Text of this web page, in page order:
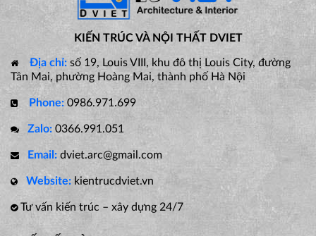
KIẾN TRÚC VÀ NỘI THẤT DVIET
Địa chỉ: số 19, Louis VIII, khu đô thị Louis City, đường
Tân Mai, phường Hoàng Mai, thành phố Hà Nội
Phone: 0986.971.699
Zalo: 0366.991.051
Email: dviet.arc@gmail.com
Website: kientrucdviet.vn
Tư vấn kiến trúc – xây dựng 24/7